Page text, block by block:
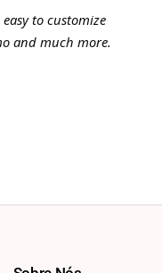
to customize
and much more.